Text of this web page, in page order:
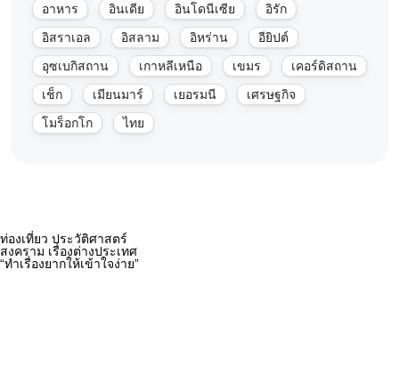
อาหาร
อินเดีย อินโดนีเซีย
อิรัก
อิสราเอล
อิสลาม อิหร่าน
อียิปต์
อุซเบกิสถาน
เกาหลีเหนือ เขมร
เคอร์ดิสถาน
เช็ก
เมียนมาร์ เยอรมนี
เศรษฐกิจ
โมร็อกโก
ไทย
ท่องเที่ยว ประวัติศาสตร์
สงคราม เรื่องต่างประเทศ
“ทำเรื่องยากให้เข้าใจง่าย”